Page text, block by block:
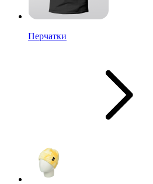
Перчатки